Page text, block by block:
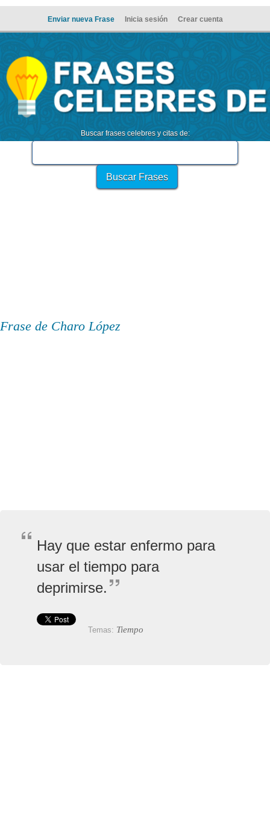
Enviar nueva Frase Inicia sesión Crear cuenta
Buscar frases celebres y citas de:
Frase de Charo López
Hay que estar enfermo para
usar el tiempo para
deprimirse.
Temas: Tiempo